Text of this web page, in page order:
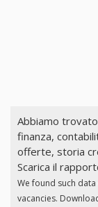
Abbiamo
finanza,
offerte, storia
Scarica il
We found such
vacancies.